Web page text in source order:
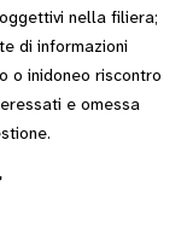
nella filiera;
di informazioni
o inidoneo riscontro
e omessa